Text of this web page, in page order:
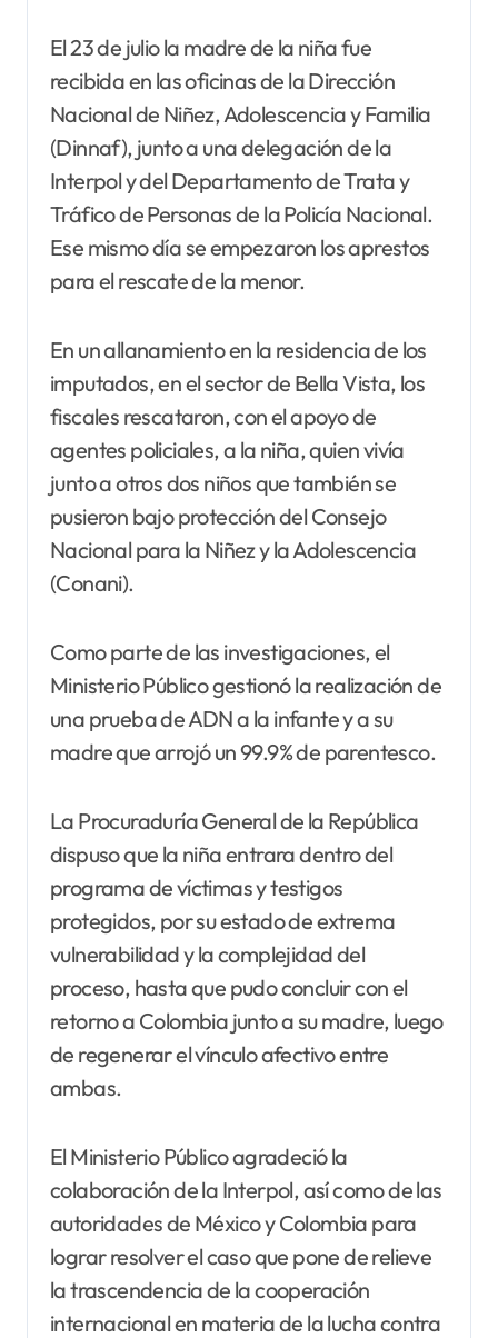
El 23 de julio la madre de la niña fue
recibida en las oficinas de la Dirección
Nacional de Niñez, Adolescencia y Familia
(Dinnaf), junto a una delegación de la
Interpol y del Departamento de Trata y
Tráfico de Personas de la Policía Nacional.
Ese mismo día se empezaron los aprestos
para el rescate de la menor.
En un allanamiento en la residencia de los
imputados, en el sector de Bella Vista, los
fiscales rescataron, con el apoyo de
agentes policiales, a la niña, quien vivía
junto a otros dos niños que también se
pusieron bajo protección del Consejo
Nacional para la Niñez y la Adolescencia
(Conani).
Como parte de las investigaciones, el
Ministerio Público gestionó la realización de
una prueba de ADN a la infante y a su
madre que arrojó un 99.9% de parentesco.
La Procuraduría General de la República
dispuso que la niña entrara dentro del
programa de víctimas y testigos
protegidos, por su estado de extrema
vulnerabilidad y la complejidad del
proceso, hasta que pudo concluir con el
retorno a Colombia junto a su madre, luego
de regenerar el vínculo afectivo entre
ambas.
El Ministerio Público agradeció la
colaboración de la Interpol, así como de las
autoridades de México y Colombia para
lograr resolver el caso que pone de relieve
la trascendencia de la cooperación
internacional en materia de la lucha contra